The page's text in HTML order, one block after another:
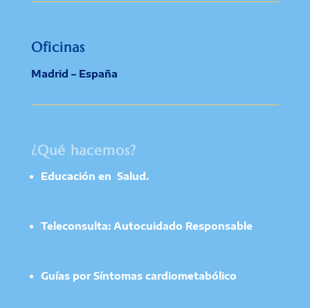
Oficinas
Madrid – España
¿Qué hacemos?
Educación en Salud.
Teleconsulta: Autocuidado Responsable
Guías por Síntomas cardiometabólico